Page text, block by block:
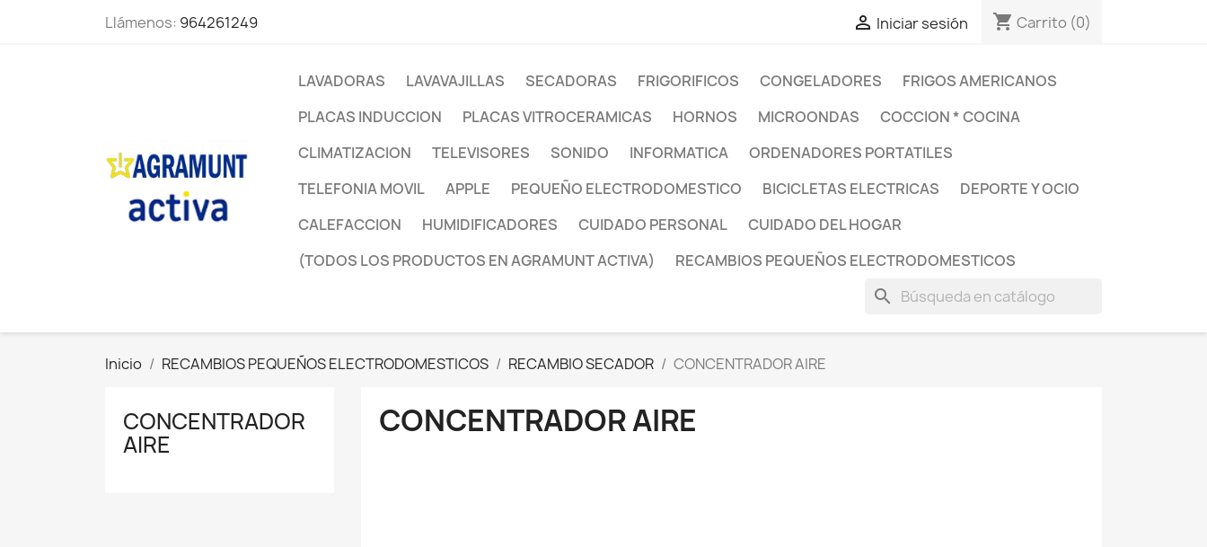
Llámenos: 964261249  Iniciar sesión shopping_cart Carrito (0)
LAVADORAS LAVAVAJILLAS SECADORAS FRIGORIFICOS CONGELADORES
FRIGOS AMERICANOS
PLACAS INDUCCION
PLACAS VITROCERAMICAS HORNOS MICROONDAS
COCCION * COCINA
CLIMATIZACION
TELEVISORES SONIDO INFORMATICA
ORDENADORES PORTATILES
TELEFONIA MOVIL
APPLE PEQUEÑO ELECTRODOMESTICO BICICLETAS ELECTRICAS
DEPORTE Y OCIO
CALEFACCION
HUMIDIFICADORES CUIDADO PERSONAL
CUIDADO DEL HOGAR
(TODOS LOS PRODUCTOS EN AGRAMUNT ACTIVA)
RECAMBIOS PEQUEÑOS ELECTRODOMESTICOS
search
Inicio RECAMBIOS PEQUEÑOS ELECTRODOMESTICOS RECAMBIO SECADOR CONCENTRADOR AIRE
CONCENTRADOR
AIRE
CONCENTRADOR AIRE